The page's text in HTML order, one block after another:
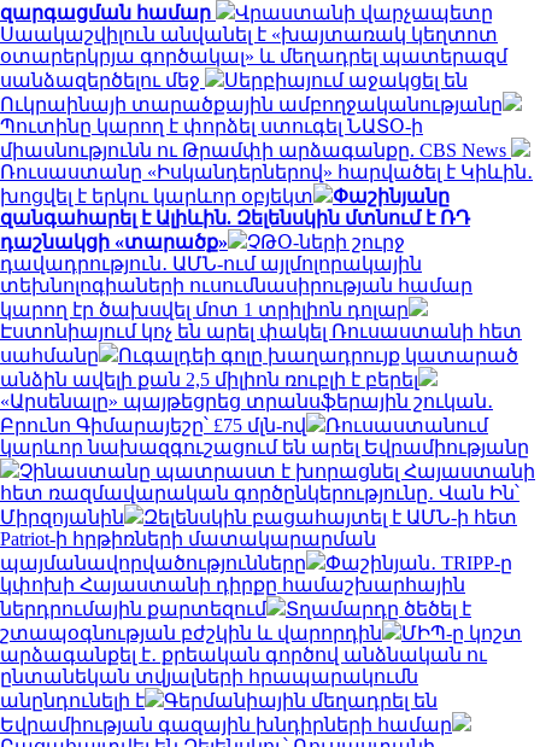
զարգացման համար
Վրաստանի վարչապետը
Սաակաշվիլուն անվանել է «խայտառակ կեղտոտ
օտարերկրյա գործակալ» և մեղադրել պատերազմ
սանձազերծելու մեջ
Սերբիայում աջակցել են
Ուկրաինայի տարածքային ամբողջականությանը
Պուտինը կարող է փորձել ստուգել ՆԱՏՕ-ի
միասնությունն ու Թրամփի արձագանքը. CBS News
Ռուսաստանը «Իսկանդերներով» հարվածել է Կիևին․
խոցվել է երկու կարևոր օբյեկտ
Փաշինյանը
զանգահարել է Ալիևին. Զելենսկին մտնում է ՌԴ
դաշնակցի «տարածք»
ՉԹՕ-ների շուրջ
դավադրություն․ ԱՄՆ-ում այլմոլորակային
տեխնոլոգիաների ուսումնասիրության համար
կարող էր ծախսվել մոտ 1 տրիլիոն դոլար
Էստոնիայում կոչ են արել փակել Ռուսաստանի հետ
սահմանը
Ուգալդեի գոլը խաղադրույք կատարած
անձին ավելի քան 2,5 միլիոն ռուբլի է բերել
«Արսենալը» պայթեցրեց տրանսֆերային շուկան․
Բրունո Գիմարայեշը՝ £75 մլն-ով
Ռուսաստանում
կարևոր նախազգուշացում են արել Եվրամիությանը
Չինաստանը պատրաստ է խորացնել Հայաստանի
հետ ռազմավարական գործընկերությունը․ Վան Ին՝
Միրզոյանին
Զելենսկին բացահայտել է ԱՄՆ-ի հետ
Patriot-ի հրթիռների մատակարարման
պայմանավորվածությունները
Փաշինյան․ TRIPP-ը
կփոխի Հայաստանի դիրքը համաշխարհային
ներդրումային քարտեզում
Տղամարդը ծեծել է
շտապօգնության բժշկին և վարորդին
ՄԻՊ-ը կոշտ
արձագանքել է․ քրեական գործով անձնական ու
ընտանեկան տվյալների հրապարակումն
անընդունելի է
Գերմանիային մեղադրել են
Եվրամիության գազային խնդիրների համար